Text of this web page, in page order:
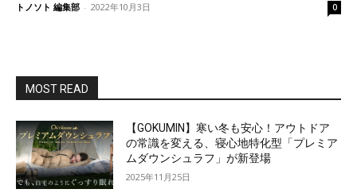
トノソト 編集部 - 2022年10月3日 0
MOST READ
【GOKUMIN】寒い冬も安心！アウトドア
の常識を変える、寝心地特化型「プレミア
ムダウンシュラフ」が新登場
2025年11月25日